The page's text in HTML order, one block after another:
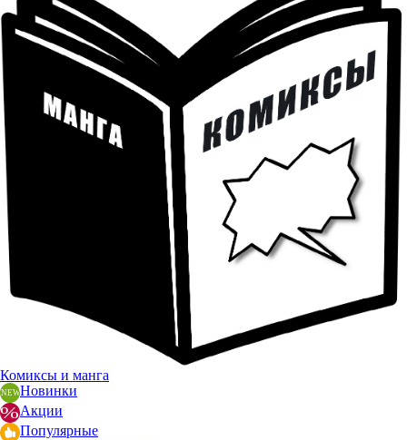
Комиксы и манга
Новинки
Акции
Популярные